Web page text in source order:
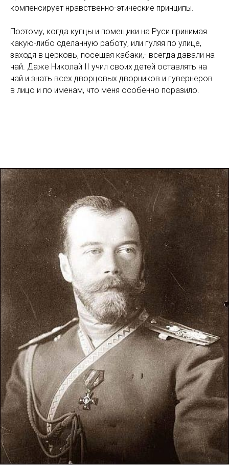
компенсирует нравственно-этические принципы.
Поэтому, когда купцы и помещики на Руси принимая
какую-либо сделанную работу, или гуляя по улице,
заходя в церковь, посещая кабаки,- всегда давали на
чай. Даже Николай II учил своих детей оставлять на
чай и знать всех дворцовых дворников и гувернеров
в лицо и по именам, что меня особенно поразило.